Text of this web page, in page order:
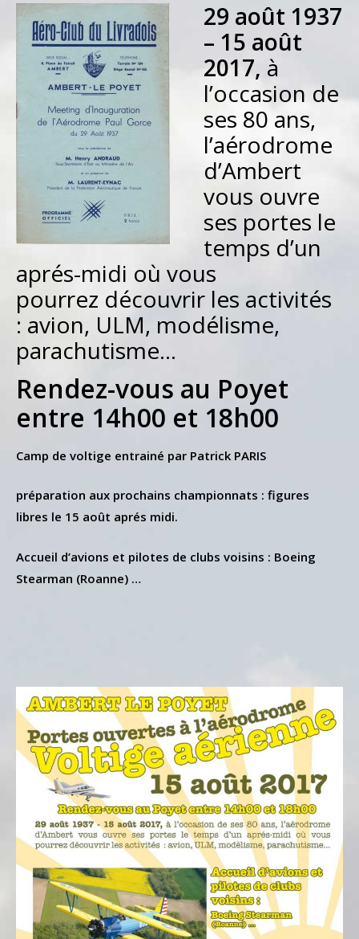
29 août 1937
– 15 août
2017, à
l’occasion de
ses 80 ans,
l’aérodrome
d’Ambert
vous ouvre
ses portes le
temps d’un
aprés-midi où vous
pourrez découvrir les activités
: avion, ULM, modélisme,
parachutisme…
Rendez-vous au Poyet
entre 14h00 et 18h00
Camp de voltige entrainé par Patrick PARIS
préparation aux prochains championnats : figures
libres le 15 août aprés midi.
Accueil d’avions et pilotes de clubs voisins : Boeing
Stearman (Roanne) …